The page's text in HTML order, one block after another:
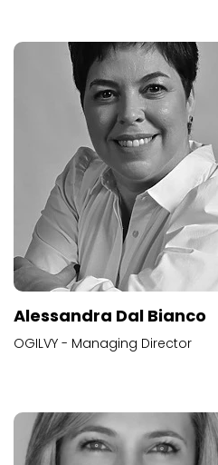
Alessandra Dal Bianco
OGILVY - Managing Director